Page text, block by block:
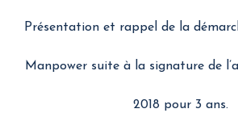
Présentation et rappel de la
Manpower suite à la signature de
2018 pour 3 ans.